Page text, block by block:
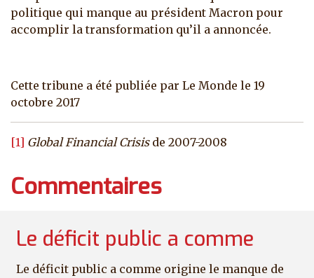
politique qui manque au président Macron pour
accomplir la transformation qu’il a annoncée.
Cette tribune a été publiée par Le Monde le 19
octobre 2017
[1] Global Financial Crisisde 2007-2008
Commentaires
Le déficit public a comme
Le déficit public a comme origine le manque de